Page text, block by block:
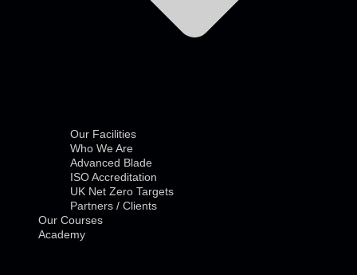
Our Facilities
Who We Are
Advanced Blade
ISO Accreditation
UK Net Zero Targets
Partners / Clients
Our Courses
Academy